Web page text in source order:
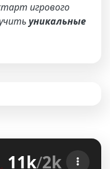
игрового
уникальные
ГРИФЕРСКИЙ
АНАРХИЯ
11k/2k